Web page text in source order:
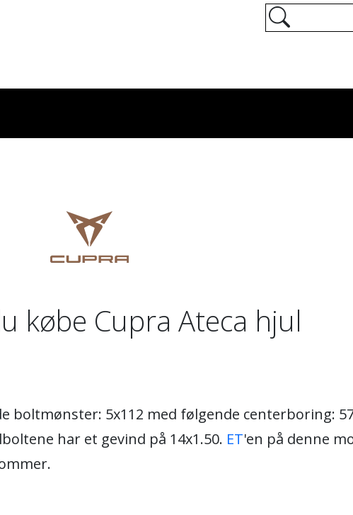
købe Cupra Ateca hjul
boltmønster: 5x112 med følgende centerboring:
har et gevind på 14x1.50. ET'en på denne